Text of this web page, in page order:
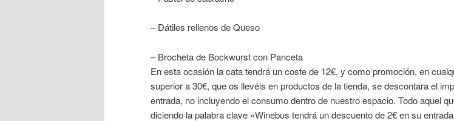
– Dátiles rellenos de Queso
– Brocheta de Bockwurst con Panceta
En esta ocasión la cata tendrá un coste de 12€, y como promoción, en
superior a 30€, que os llevéis en productos de la tienda, se descontara el
entrada, no incluyendo el consumo dentro de nuestro espacio. Todo aquel
diciendo la palabra clave «Winebus tendrá un descuento de 2€ en su